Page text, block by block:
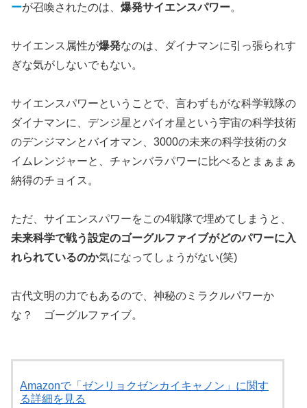
ーが召喚されたのは、 爆発サイエンスパワー。
サイエンス属性が爆発なのは、ダイナマンに引っ張られす
ぎな気がしないでもない。
サイエンスパワーということで、言わずもがな科学戦隊の
ダイナマンに、デンジ星とバイオ星という宇宙の科学技術
のデンジマンとバイオマン、3000の未来の科学技術のタ
イムレンジャーと、チャンバラパワーに比べるとまぁまぁ
納得のチョイス。
ただ、サイエンスパワーをこの4戦隊で埋めてしまうと、
未来科学で戦う設定のゴーグルファイブがどのパワーに入
れられているのか気になってしょうがない(笑)
古代文明の力でもあるので、神秘のミラクルパワーか
な？ ゴーグルファイブ。
Amazonで「ゼンリョクゼンカイキャノン」に関す
る詳細を見る